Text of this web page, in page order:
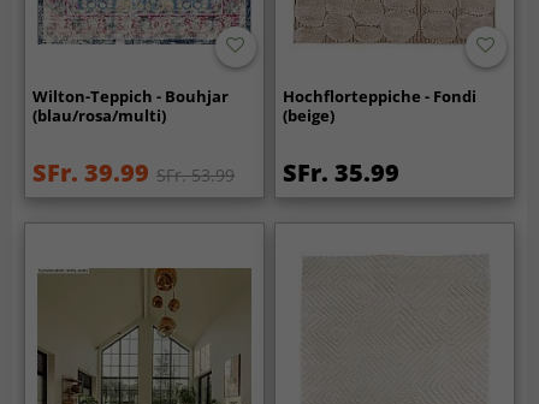
Wilton-Teppich - Bouhjar
(blau/rosa/multi)
SFr. 39.99 SFr. 53.99
Hochflorteppiche - Fondi
(beige)
SFr. 35.99